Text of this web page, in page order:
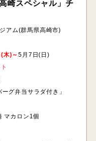
崎スペシャル」チ
アム(群馬県高崎市)
木)～5月7日(日)
グ弁当サラダ付き」
マカロン1個